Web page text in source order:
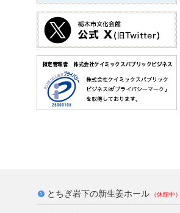
とちぎ岩下の新生姜ホール